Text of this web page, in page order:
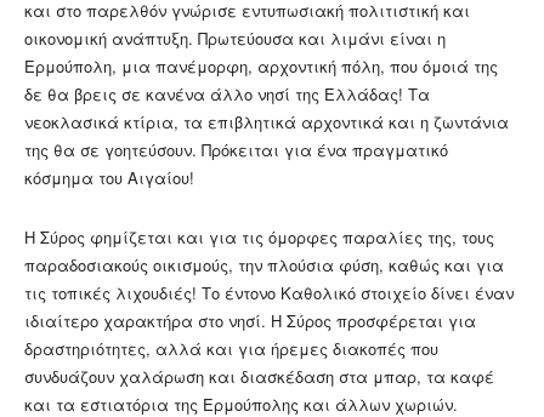
και στο παρελθόν γνώρισε εντυπωσιακή πολιτιστική και
οικονομική ανάπτυξη. Πρωτεύουσα και λιμάνι είναι η
Ερμούπολη, μια πανέμορφη, αρχοντική πόλη, που όμοιά της
δε θα βρεις σε κανένα άλλο νησί της Ελλάδας! Τα
νεοκλασικά κτίρια, τα επιβλητικά αρχοντικά και η ζωντάνια
της θα σε γοητεύσουν. Πρόκειται για ένα πραγματικό
κόσμημα του Αιγαίου!
Η Σύρος φημίζεται και για τις όμορφες παραλίες της, τους
παραδοσιακούς οικισμούς, την πλούσια φύση, καθώς και για
τις τοπικές λιχουδιές! Το έντονο Καθολικό στοιχείο δίνει έναν
ιδιαίτερο χαρακτήρα στο νησί. Η Σύρος προσφέρεται για
δραστηριότητες, αλλά και για ήρεμες διακοπές που
συνδυάζουν χαλάρωση και διασκέδαση στα μπαρ, τα καφέ
και τα εστιατόρια της Ερμούπολης και άλλων χωριών.